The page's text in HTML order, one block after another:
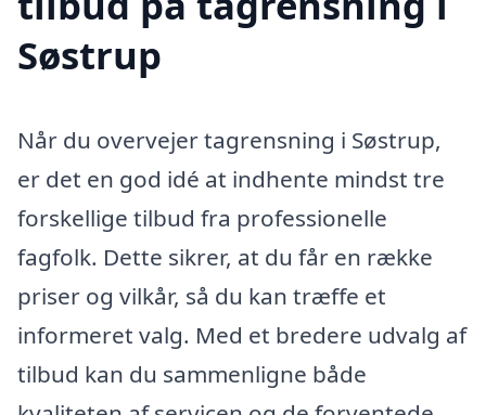
Søstrup
Når du overvejer tagrensning i Søstrup,
er det en god idé at indhente mindst tre
forskellige tilbud fra professionelle
fagfolk. Dette sikrer, at du får en række
priser og vilkår, så du kan træffe et
informeret valg. Med et bredere udvalg af
tilbud kan du sammenligne både